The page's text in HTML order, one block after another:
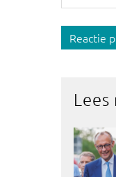
Reactie